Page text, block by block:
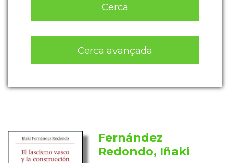
Cerca
Cerca avançada
Fernández
Redondo, Iñaki